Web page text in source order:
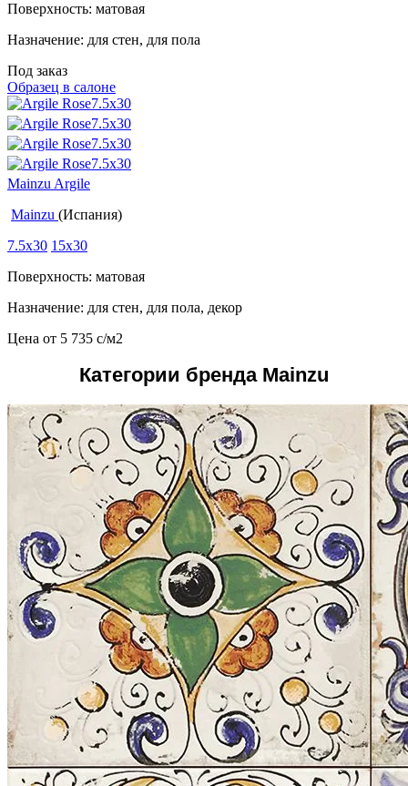
Поверхность: матовая
Назначение: для стен, для пола
Под заказ
Образец в салоне
Mainzu Argile
Mainzu (Испания)
7.5x30 15x30
Поверхность: матовая
Назначение: для стен, для пола, декор
Цена от 5 735 c/м2
Категории бренда Mainzu